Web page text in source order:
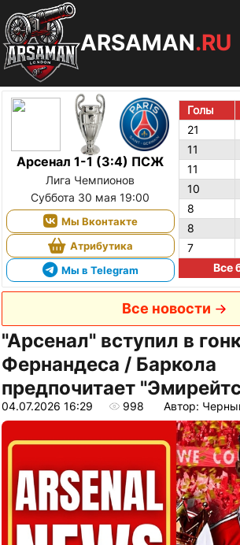
ARSAMAN.RU
Арсенал 1-1 (3:4) ПСЖ
Лига Чемпионов
Суббота 30 мая 19:00
Мы Вконтакте
Атрибутика
Мы в Telegram
Голы
21
11
11
10
8
8
7
Все
Все новости
"Арсенал" вступил в
Фернандеса / Баркола
предпочитает
04.07.2026 16:29 998 Автор: